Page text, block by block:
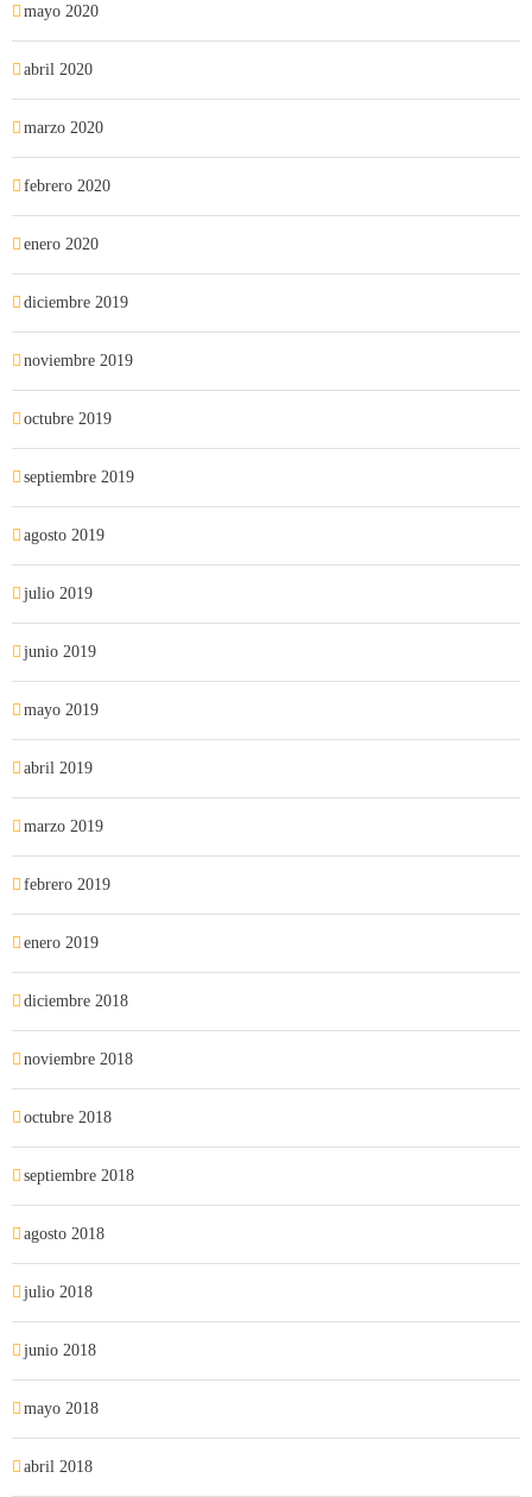
mayo 2020
abril 2020
marzo 2020
febrero 2020
enero 2020
diciembre 2019
noviembre 2019
octubre 2019
septiembre 2019
agosto 2019
julio 2019
junio 2019
mayo 2019
abril 2019
marzo 2019
febrero 2019
enero 2019
diciembre 2018
noviembre 2018
octubre 2018
septiembre 2018
agosto 2018
julio 2018
junio 2018
mayo 2018
abril 2018